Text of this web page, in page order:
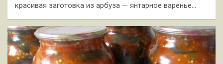
красивая заготовка из арбуза — янтарное варенье…